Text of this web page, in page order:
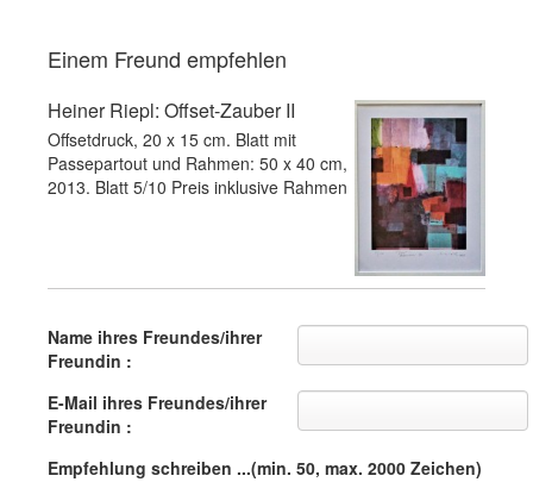
Einem Freund empfehlen
Heiner Riepl: Offset-Zauber II
Offsetdruck, 20 x 15 cm. Blatt mit
Passepartout und Rahmen: 50 x 40 cm,
2013. Blatt 5/10 Preis inklusive Rahmen
Name ihres Freundes/ihrer
Freundin :
E-Mail ihres Freundes/ihrer
Freundin :
Empfehlung schreiben ...(min. 50, max. 2000 Zeichen)